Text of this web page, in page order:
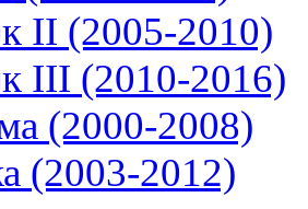
II (2005-2010)
III (2010-2016)
(2000-2008)
(2003-2012)